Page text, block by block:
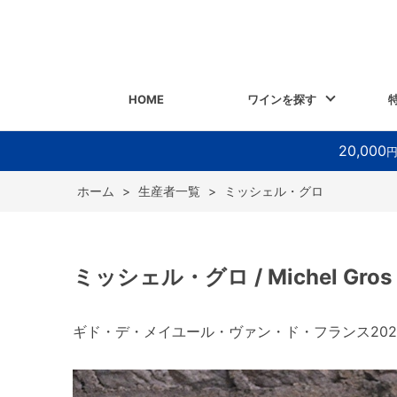
HOME ワインを探す
20,000
ホーム > 生産者一覧 > ミッシェル・グロ
ミッシェル・グロ / Michel Gros
ギド・デ・メイユール・ヴァン・ド・フランス